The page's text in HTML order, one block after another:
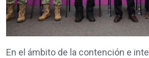
En el ámbito de la contención e